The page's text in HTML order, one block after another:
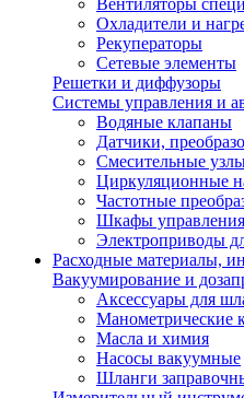
Вентиляторы
Охладители и
Рекуператоры
Сетевые элементы
Решетки и диффузоры
Системы управления и
Водяные клапаны
Датчики,
Смесительные
Циркуляционные
Частотные
Шкафы управления
Электроприводы
Расходные материалы,
Вакуумирование и
Аксессуары для
Манометрические
Масла и химия
Насосы вакуумные
Шланги